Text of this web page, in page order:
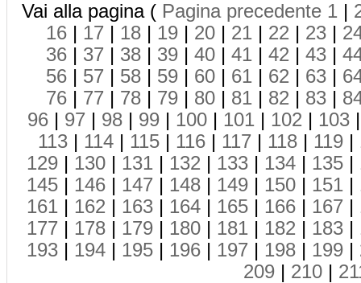
Vai alla pagina ( Pagina precedente 1 |
16 | 17 | 18 | 19 | 20 | 21 | 22 | 23 |
36 | 37 | 38 | 39 | 40 | 41 | 42 | 43 |
56 | 57 | 58 | 59 | 60 | 61 | 62 | 63 |
76 | 77 | 78 | 79 | 80 | 81 | 82 | 83 |
96 | 97 | 98 | 99 | 100 | 101 | 102 | 103
113 | 114 | 115 | 116 | 117 | 118 | 119 |
129 | 130 | 131 | 132 | 133 | 134 | 135 |
145 | 146 | 147 | 148 | 149 | 150 | 151 |
161 | 162 | 163 | 164 | 165 | 166 | 167 |
177 | 178 | 179 | 180 | 181 | 182 | 183 |
193 | 194 | 195 | 196 | 197 | 198 | 199 |
209 | 210 |